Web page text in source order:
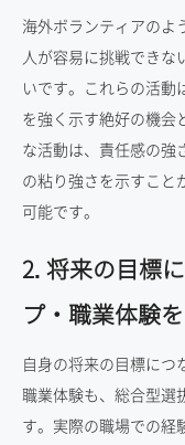
海外ボランティアのよ
人が容易に挑戦でき
いです。これらの活動
を強く示す絶好の機会
な活動は、責任感の強
の粘り強さを示すこと
可能です。
2. 将来の目標
プ・職業体験
自身の将来の目標につ
職業体験も、総合型選
す。実際の職場での経